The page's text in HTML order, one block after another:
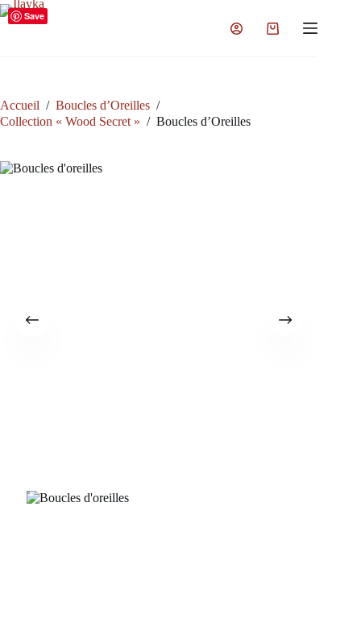
Passer
au
Panier
Accueil / Boucles d’Oreilles /
Collection « Wood Secret » / Boucles d’Oreilles
Save